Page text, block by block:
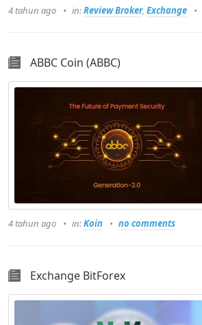
4 tahun ago in:Review Broker, Exchange
ABBC Coin (ABBC)
4 tahun ago in:Koin no comments
Exchange BitForex